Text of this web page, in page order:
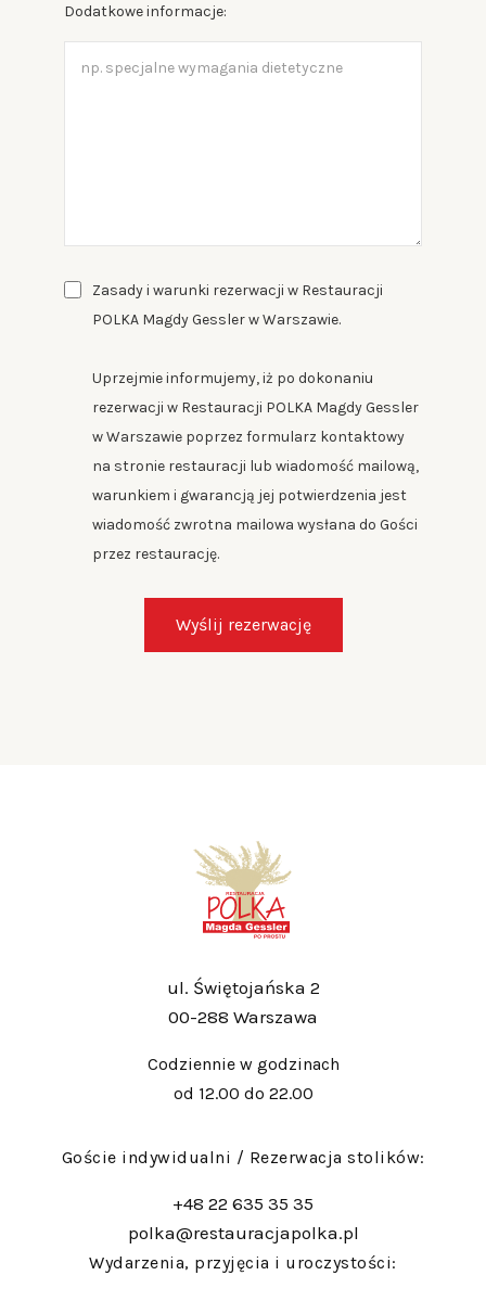
Dodatkowe informacje:
Zasady i warunki rezerwacji w Restauracji
POLKA Magdy Gessler w Warszawie.
Uprzejmie informujemy, iż po dokonaniu
rezerwacji w Restauracji POLKA Magdy Gessler
w Warszawie poprzez formularz kontaktowy
na stronie restauracji lub wiadomość mailową,
warunkiem i gwarancją jej potwierdzenia jest
wiadomość zwrotna mailowa wysłana do Gości
przez restaurację.
ul. Świętojańska 2
00-288 Warszawa
Codziennie w godzinach
od 12.00 do 22.00
Goście indywidualni / Rezerwacja stolików:
+48 22 635 35 35
polka@restauracjapolka.pl
Wydarzenia, przyjęcia i uroczystości: